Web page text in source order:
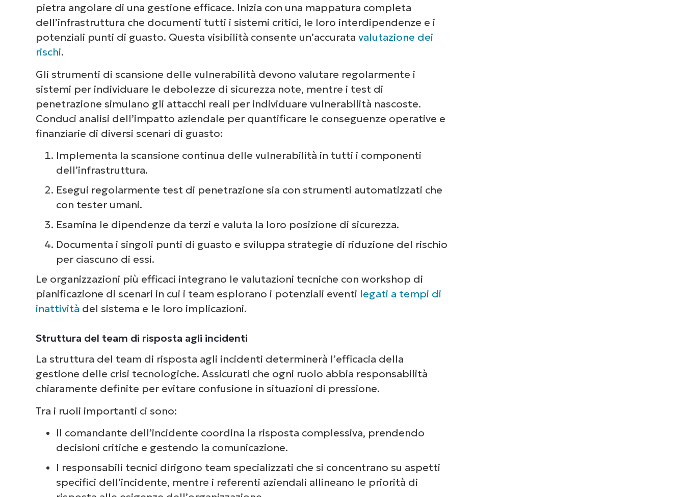
pietra angolare di una gestione efficace. Inizia con una mappatura completa
dell’infrastruttura che documenti tutti i sistemi critici, le loro interdipendenze e i
potenziali punti di guasto. Questa visibilità consente un’accurata valutazione dei
rischi.
Gli strumenti di scansione delle vulnerabilità devono valutare regolarmente i
sistemi per individuare le debolezze di sicurezza note, mentre i test di
penetrazione simulano gli attacchi reali per individuare vulnerabilità nascoste.
Conduci analisi dell’impatto aziendale per quantificare le conseguenze operative e
finanziarie di diversi scenari di guasto:
Implementa la scansione continua delle vulnerabilità in tutti i componenti
dell’infrastruttura.
Esegui regolarmente test di penetrazione sia con strumenti automatizzati che
con tester umani.
Esamina le dipendenze da terzi e valuta la loro posizione di sicurezza.
Documenta i singoli punti di guasto e sviluppa strategie di riduzione del rischio
per ciascuno di essi.
Le organizzazioni più efficaci integrano le valutazioni tecniche con workshop di
pianificazione di scenari in cui i team esplorano i potenziali eventi legati a tempi di
inattività del sistema e le loro implicazioni.
Struttura del team di risposta agli incidenti
La struttura del team di risposta agli incidenti determinerà l’efficacia della
gestione delle crisi tecnologiche. Assicurati che ogni ruolo abbia responsabilità
chiaramente definite per evitare confusione in situazioni di pressione.
Tra i ruoli importanti ci sono:
Il comandante dell’incidente coordina la risposta complessiva, prendendo
decisioni critiche e gestendo la comunicazione.
I responsabili tecnici dirigono team specializzati che si concentrano su aspetti
specifici dell’incidente, mentre i referenti aziendali allineano le priorità di